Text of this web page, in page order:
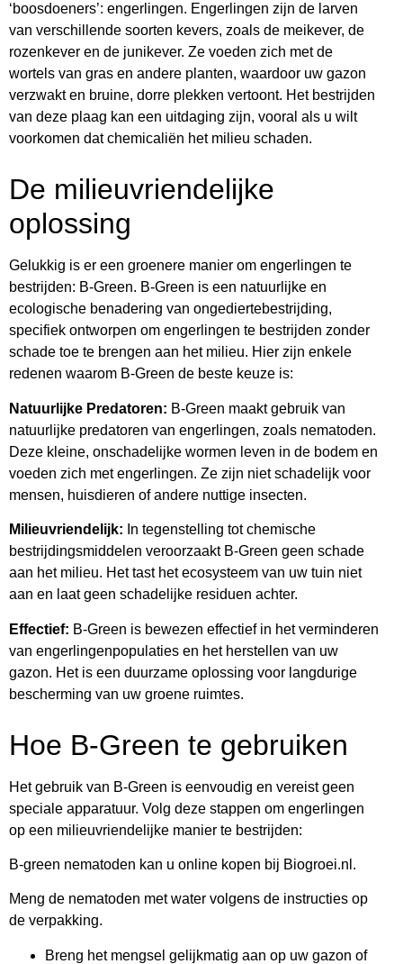
‘boosdoeners’: engerlingen. Engerlingen zijn de larven
van verschillende soorten kevers, zoals de meikever, de
rozenkever en de junikever. Ze voeden zich met de
wortels van gras en andere planten, waardoor uw gazon
verzwakt en bruine, dorre plekken vertoont. Het bestrijden
van deze plaag kan een uitdaging zijn, vooral als u wilt
voorkomen dat chemicaliën het milieu schaden.
De milieuvriendelijke
oplossing
Gelukkig is er een groenere manier om engerlingen te
bestrijden: B-Green. B-Green is een natuurlijke en
ecologische benadering van ongediertebestrijding,
specifiek ontworpen om engerlingen te bestrijden zonder
schade toe te brengen aan het milieu. Hier zijn enkele
redenen waarom B-Green de beste keuze is:
Natuurlijke Predatoren: B-Green maakt gebruik van
natuurlijke predatoren van engerlingen, zoals nematoden.
Deze kleine, onschadelijke wormen leven in de bodem en
voeden zich met engerlingen. Ze zijn niet schadelijk voor
mensen, huisdieren of andere nuttige insecten.
Milieuvriendelijk: In tegenstelling tot chemische
bestrijdingsmiddelen veroorzaakt B-Green geen schade
aan het milieu. Het tast het ecosysteem van uw tuin niet
aan en laat geen schadelijke residuen achter.
Effectief: B-Green is bewezen effectief in het verminderen
van engerlingenpopulaties en het herstellen van uw
gazon. Het is een duurzame oplossing voor langdurige
bescherming van uw groene ruimtes.
Hoe B-Green te gebruiken
Het gebruik van B-Green is eenvoudig en vereist geen
speciale apparatuur. Volg deze stappen om engerlingen
op een milieuvriendelijke manier te bestrijden:
B-green nematoden kan u online kopen bij Biogroei.nl.
Meng de nematoden met water volgens de instructies op
de verpakking.
Breng het mengsel gelijkmatig aan op uw gazon of